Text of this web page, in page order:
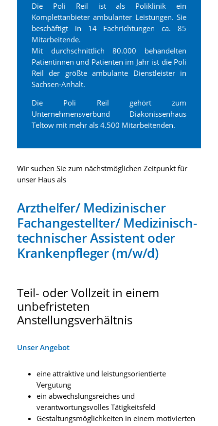
Die Poli Reil ist als Poliklinik ein
Komplettanbieter ambulanter Leistungen. Sie
beschäftigt in 14 Fachrichtungen ca. 85
Mitarbeitende.
Mit durchschnittlich 80.000 behandelten
Patientinnen und Patienten im Jahr ist die Poli
Reil der größte ambulante Dienstleister in
Sachsen-Anhalt.
Die Poli Reil gehört zum
Unternehmensverbund Diakonissenhaus
Teltow mit mehr als 4.500 Mitarbeitenden.
Wir suchen Sie zum nächstmöglichen Zeitpunkt für
unser Haus als
Arzthelfer/ Medizinischer
Fachangestellter/ Medizinisch-
technischer Assistent oder
Krankenpfleger (m/w/d)
Teil- oder Vollzeit in einem
unbefristeten
Anstellungsverhältnis
Unser Angebot
eine attraktive und leistungsorientierte
Vergütung
ein abwechslungsreiches und
verantwortungsvolles Tätigkeitsfeld
Gestaltungsmöglichkeiten in einem motivierten